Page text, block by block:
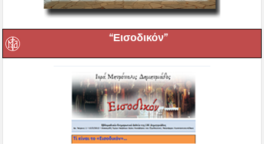
“Εισοδικόν”